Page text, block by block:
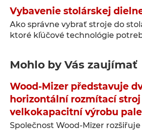
Vybavenie stolárskej
Ako správne vybrať stroje do
ktoré kľúčové technológie
Mohlo by Vás zaujímať
Wood-Mizer představuje
horizontální rozmítací stroj
velkokapacitní výrobu
Společnost Wood-Mizer